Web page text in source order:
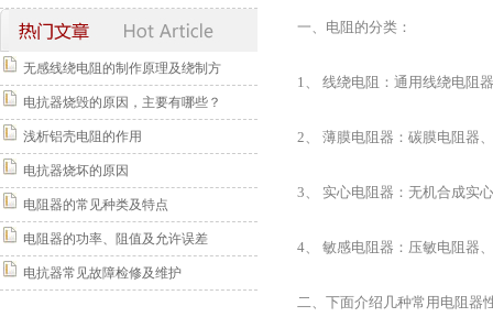
无感线绕电阻的制作原理及绕制方
电抗器烧毁的原因，主要有哪些？
浅析铝壳电阻的作用
电抗器烧坏的原因
电阻器的常见种类及特点
电阻器的功率、阻值及允许误差
电抗器常见故障检修及维护
一、电阻的分类：
1、 线绕电阻：通用线绕电阻
2、 薄膜电阻器：碳膜电阻器
3、 实心电阻器：无机合成实
4、 敏感电阻器：压敏电阻器
二、下面介绍几种常用电阻器